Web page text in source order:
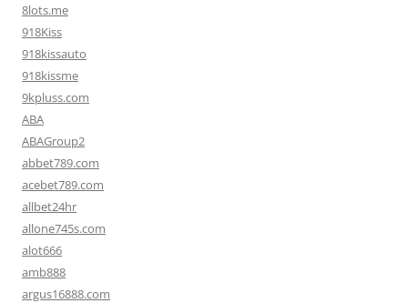
8lots.me
918Kiss
918kissauto
918kissme
9kpluss.com
ABA
ABAGroup2
abbet789.com
acebet789.com
allbet24hr
allone745s.com
alot666
amb888
argus16888.com